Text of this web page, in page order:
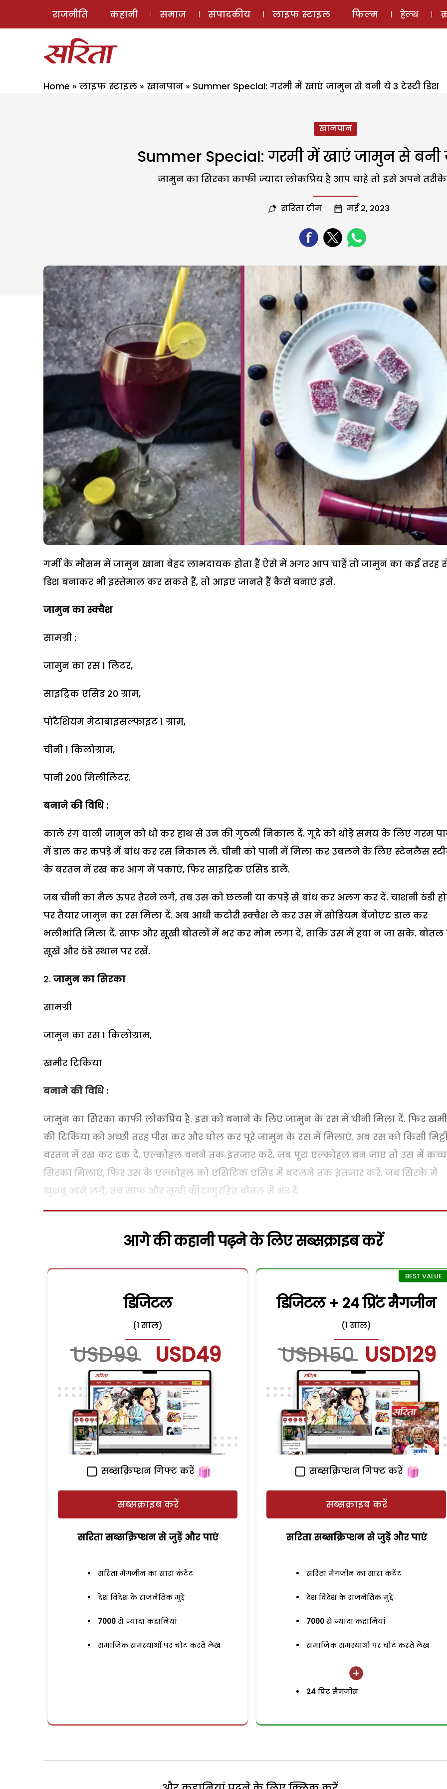
ई-मैगज़ीन
राजनीति कहानी समाज संपादकीय लाइफ स्टाइल फिल्म हेल्थ
Home » लाइफ स्टाइल » खानपान » Summer Special: गरमी में खाएं जामुन से बनी ये 3 टेस्टी डिश
खानपान
Summer Special: गरमी में खाएं जामुन से बनी
जामुन का सिरका काफी ज्यादा लोकप्रिय है आप चाहे तो इसे अपने
सरिता टीम मई 2, 2023
गर्मी के मौसम में जामुन खाना बेहद लाभदायक होता हैं ऐसे में अगर आप चाहें तो जामुन का कई तरह
डिश बनाकर भी इस्तेमाल कर सकते हैं, तो आइए जानते हैं कैसे बनाएं इसे.
जामुन का स्क्वैश
सामग्री :
जामुन का रस 1 लिटर,
साइट्रिक एसिड 20 ग्राम,
पोटैशियम मेटाबाइसल्फाइट 1 ग्राम,
चीनी 1 किलोग्राम,
पानी 200 मिलीलिटर.
बनाने की विधि :
काले रंग वाली जामुन को धो कर हाथ से उन की गुठली निकाल दें. गूदे को थोड़े समय के लिए गरम
में डाल कर कपड़े में बांध कर रस निकाल लें. चीनी को पानी में मिला कर उबलने के लिए स्टेनलैस
के बरतन में रख कर आग में पकाएं, फिर साइट्रिक एसिड डालें.
जब चीनी का मैल ऊपर तैरने लगे, तब उस को छलनी या कपड़े से बांध कर अलग कर दें. चाशनी ठंडी
पर तैयार जामुन का रस मिला दें. अब आधी कटोरी स्क्वैश ले कर उस में सोडियम बेंजोएट डाल कर
भलीभांति मिला दें. साफ और सूखी बोतलों में भर कर मोम लगा दें, ताकि उस में हवा न जा सके. बोतल
सूखे और ठंडे स्थान पर रखें.
जामुन का सिरका
सामग्री
जामुन का रस 1 किलोग्राम,
खमीर टिकिया
बनाने की विधि :
जामुन का सिरका काफी लोकप्रिय है. इस को बनाने के लिए जामुन के रस में चीनी मिला दें. फिर
की टिकिया को अच्छी तरह पीस कर और घोल कर पूरे जामुन के रस में मिलाएं. अब रस को किसी
बरतन में रख कर ढक दें. एल्कोहल बनने तक इंतजार करें. जब पूरा एल्कोहल बन जाए तो उस में
सिरका मिलाएं, फिर उस के एल्कोहल को एसिटिक एसिड में बदलने तक इंतजार करें. जब सिरके में
खुशबू आने लगे, तब साफ और सूखी कीटाणुरहित बोतल में भर दें.
आगे की कहानी पढ़ने के लिए सब्सक्राइब करें
डिजिटल
(1 साल)
USD99 USD49
सब्सक्रिप्शन गिफ्ट करें
सब्सक्राइब करें
सरिता सब्सक्रिप्शन से जुड़ेें और पाएं
सरिता मैगजीन का सारा कंटेंट
देश विदेश के राजनैतिक मुद्दे
7000 से ज्यादा कहानियां
समाजिक समस्याओं पर चोट करते लेख
डिजिटल + 24 प्रिंट मैगजीन
(1 साल)
USD150 USD129
सब्सक्रिप्शन गिफ्ट करें
सब्सक्राइब करें
सरिता सब्सक्रिप्शन से जुड़ेें और पाएं
सरिता मैगजीन का सारा कंटेंट
देश विदेश के राजनैतिक मुद्दे
7000 से ज्यादा कहानियां
समाजिक समस्याओं पर चोट करते लेख
24 प्रिंट मैगजीन